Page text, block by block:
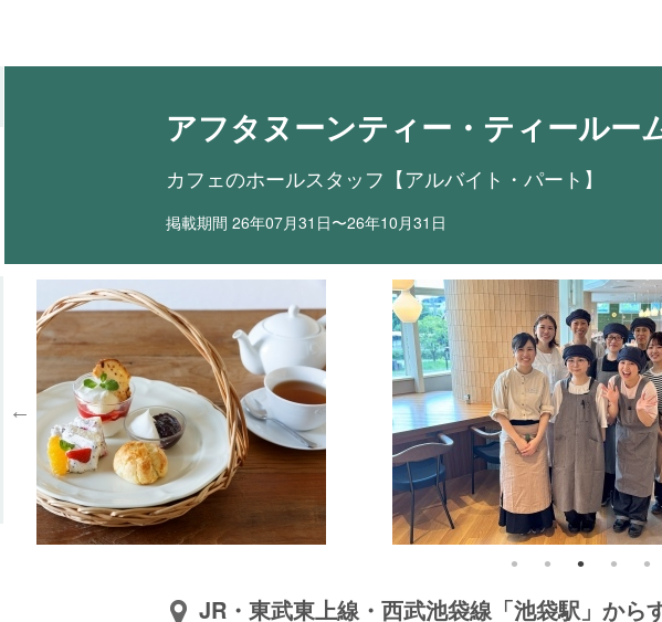
アフタヌーンティー・ティールー
カフェのホールスタッフ【アルバイト・パート】
掲載期間 26年07月31日〜26年10月31日
JR・東武東上線・西武池袋線「池袋駅」から